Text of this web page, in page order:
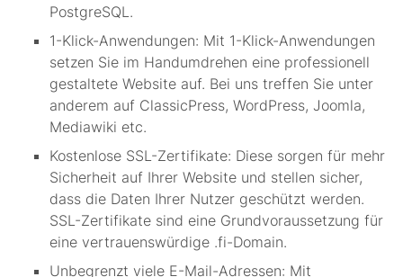
PostgreSQL.
1-Klick-Anwendungen: Mit 1-Klick-Anwendungen
setzen Sie im Handumdrehen eine professionell
gestaltete Website auf. Bei uns treffen Sie unter
anderem auf ClassicPress, WordPress, Joomla,
Mediawiki etc.
Kostenlose SSL-Zertifikate: Diese sorgen für mehr
Sicherheit auf Ihrer Website und stellen sicher,
dass die Daten Ihrer Nutzer geschützt werden.
SSL-Zertifikate sind eine Grundvoraussetzung für
eine vertrauenswürdige .fi-Domain.
Unbegrenzt viele E-Mail-Adressen: Mit